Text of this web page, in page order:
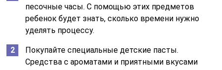
песочные часы. С помощью этих предметов
ребенок будет знать, сколько времени нужно
уделять процессу.
Покупайте специальные детские пасты.
Средства с ароматами и приятными вкусами